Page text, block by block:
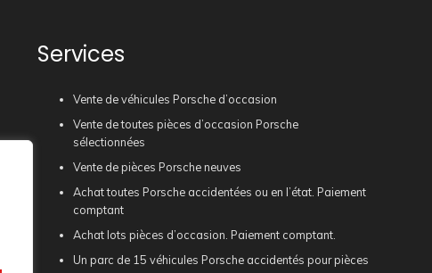
Services
Vente de véhicules Porsche d’occasion
Vente de toutes pièces d’occasion Porsche
sélectionnées
Vente de pièces Porsche neuves
Achat toutes Porsche accidentées ou en l’état. Paiement
comptant
Achat lots pièces d’occasion. Paiement comptant.
Un parc de 15 véhicules Porsche accidentés pour pièces